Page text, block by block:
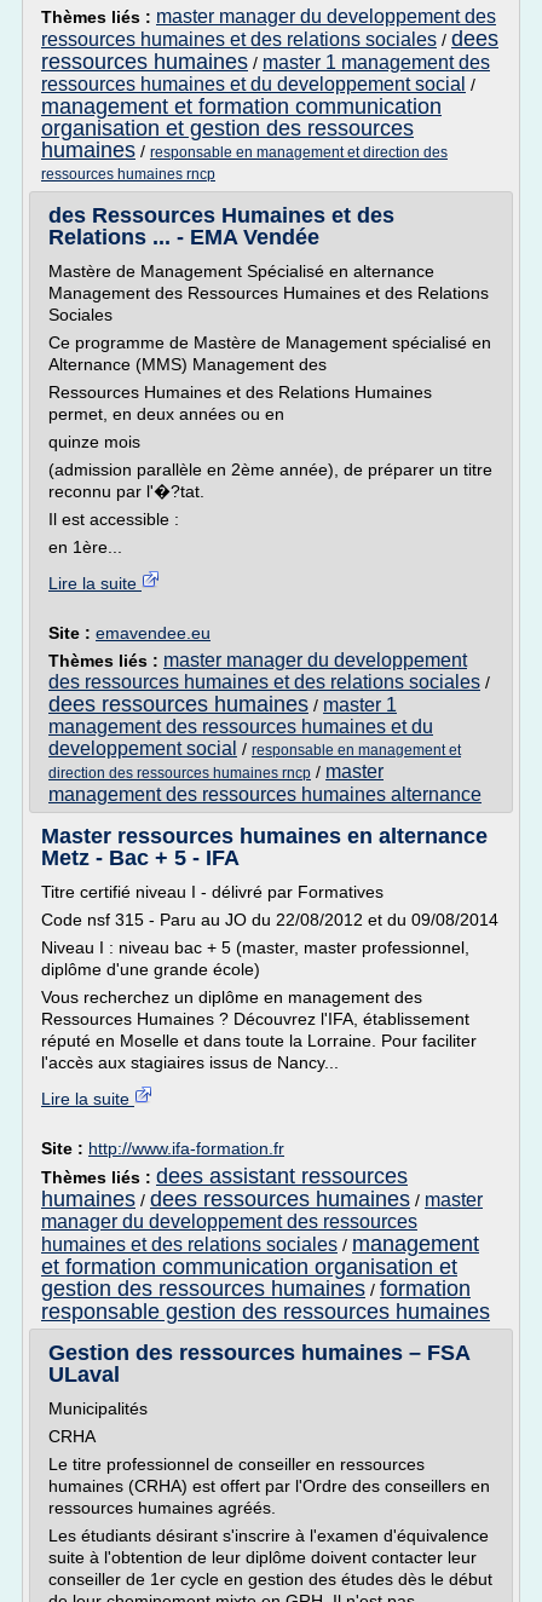
Thèmes liés : master manager du developpement des
ressources humaines et des relations sociales / dees
ressources humaines / master 1 management des
ressources humaines et du developpement social /
management et formation communication
organisation et gestion des ressources
humaines / responsable en management et direction des
ressources humaines rncp
des Ressources Humaines et des
Relations ... - EMA Vendée
Mastère de Management Spécialisé en alternance
Management des Ressources Humaines et des Relations
Sociales
Ce programme de Mastère de Management spécialisé en
Alternance (MMS) Management des
Ressources Humaines et des Relations Humaines
permet, en deux années ou en
quinze mois
(admission parallèle en 2ème année), de préparer un titre
reconnu par l'�?tat.
Il est accessible :
en 1ère...
Lire la suite
Site : emavendee.eu
Thèmes liés : master manager du developpement
des ressources humaines et des relations sociales /
dees ressources humaines / master 1
management des ressources humaines et du
developpement social / responsable en management et
direction des ressources humaines rncp / master
management des ressources humaines alternance
Master ressources humaines en alternance
Metz - Bac + 5 - IFA
Titre certifié niveau I - délivré par Formatives
Code nsf 315 - Paru au JO du 22/08/2012 et du 09/08/2014
Niveau I : niveau bac + 5 (master, master professionnel,
diplôme d'une grande école)
Vous recherchez un diplôme en management des
Ressources Humaines ? Découvrez l'IFA, établissement
réputé en Moselle et dans toute la Lorraine. Pour faciliter
l'accès aux stagiaires issus de Nancy...
Lire la suite
Site : http://www.ifa-formation.fr
Thèmes liés : dees assistant ressources
humaines / dees ressources humaines / master
manager du developpement des ressources
humaines et des relations sociales / management
et formation communication organisation et
gestion des ressources humaines / formation
responsable gestion des ressources humaines
Gestion des ressources humaines – FSA
ULaval
Municipalités
CRHA
Le titre professionnel de conseiller en ressources
humaines (CRHA) est offert par l'Ordre des conseillers en
ressources humaines agréés.
Les étudiants désirant s'inscrire à l'examen d'équivalence
suite à l'obtention de leur diplôme doivent contacter leur
conseiller de 1er cycle en gestion des études dès le début